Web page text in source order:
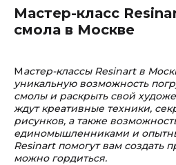
Мастер-класс
смола в Москве
Мастер-классы Resinart в
уникальную возможность
смолы и раскрыть свой
ждут креативные техники,
рисунков, а также
единомышленниками и
Resinart помогут вам создать
можно гордиться.